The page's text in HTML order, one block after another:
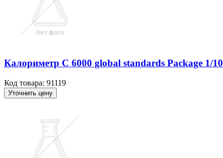
Калориметр C 6000 global standards Package 1/10
Код товара: 91119
Уточнить цену